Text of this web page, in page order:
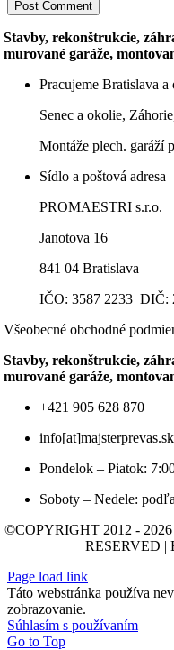
Stavby, rekonštrukcie,
murované garáže,
Pracujeme Bratislava a
Senec a okolie,
Montáže plech. garáží
Sídlo a poštová adresa
PROMAESTRI s.r.o.
Janotova 16
841 04 Bratislava
IČO: 3587 2233 DIČ:
Všeobecné obchodné
Stavby, rekonštrukcie,
murované garáže,
+421 905 628 870
info[at]majsterprevas.sk
Pondelok – Piatok:
Soboty – Nedele:
©COPYRIGHT 2012 -
RESERVED |
Page load link
Táto webstránka používa
zobrazovanie.
Súhlasím s používaním
Go to Top